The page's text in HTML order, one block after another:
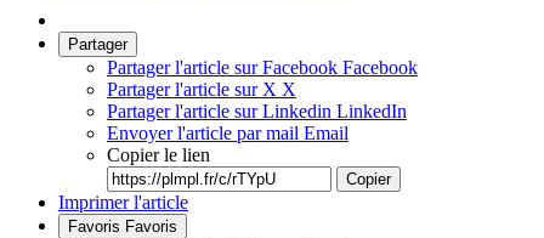
Partager
Partager l'article sur Facebook Facebook
Partager l'article sur X X
Partager l'article sur Linkedin LinkedIn
Envoyer l'article par mail Email
Copier le lien
Copier
Imprimer l'article
Favoris Favoris